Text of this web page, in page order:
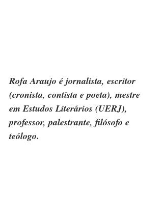
Rofa Araujo é jornalista, escritor
(cronista, contista e poeta), mestre
em Estudos Literários (UERJ),
professor, palestrante, filósofo e
teólogo.